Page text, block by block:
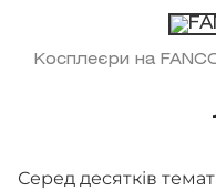
Косплеєри на
Серед десятків